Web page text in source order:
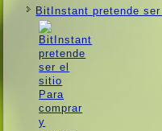
BitInstant pretende